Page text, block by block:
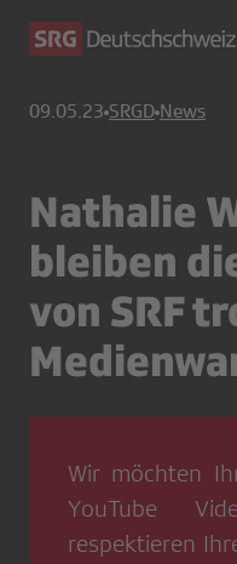
09.05.23 SRGD News
Nathalie
bleiben
von SRF
Wir möchten
YouTube
respektieren